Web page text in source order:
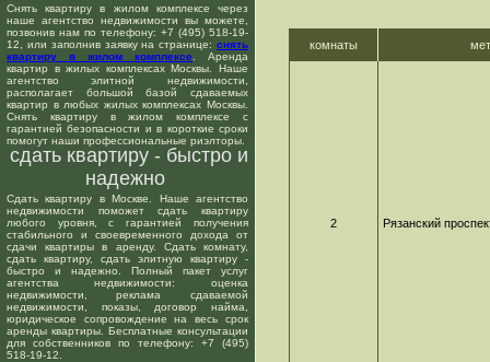
Снять квартиру в жилом комплексе через
наше агентство недвижимости вы можете,
позвонив нам по телефону: +7 (495) 518-19-
12, или заполнив заявку на странице: снять
квартиру в жилом комплексе . Аренда
квартир в жилых комплексах Москвы. Наше
агентство элитной недвижимости,
располагает большой базой сдаваемых
квартир в любых жилых комплексах Москвы.
Снять квартиру в жилом комплексе с
гарантией безопасности и в короткие сроки
помогут наши профессиональные риэлторы.
сдать квартиру - быстро и
надежно
Сдать квартиру в Москве. Наше агентство
недвижимости поможет сдать квартиру
любого уровня, с гарантией получения
стабильного и своевременного дохода от
сдачи квартиры в аренду. Сдать комнату,
сдать квартиру, сдать элитную квартиру -
быстро и надежно. Полный пакет услуг
агентства недвижимости: оценка
недвижимости, реклама сдаваемой
недвижимости, показы, договор найма,
юридическое сопровождение на весь срок
аренды квартиры. Бесплатные консультации
для собственников по телефону: +7 (495)
518-19-12.
комнаты
2 Рязанский